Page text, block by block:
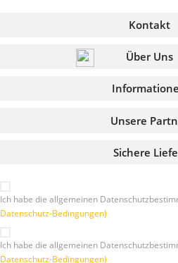
Kontakt
Über Uns
Sichere
Unsere
Ich habe die allgemeinen
Datenschutz-Bedingungen)
Ich habe die allgemeinen
Datenschutz-Bedingungen)